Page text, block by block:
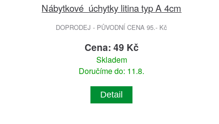
Nábytkové úchytky litina typ A 4cm
DOPRODEJ - PŮVODNÍ CENA 95.- Kč
Cena: 49 Kč
Skladem
Doručíme do: 11.8.
Detail